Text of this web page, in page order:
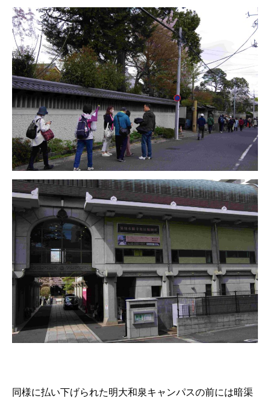
同様に払い下げられた明大和泉キャンパスの前には暗渠